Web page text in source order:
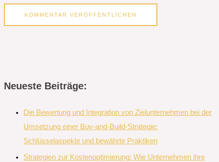
Neueste Beiträge:
Die Bewertung und Integration von Zielunternehmen bei der
Umsetzung einer Buy-and-Build-Strategie:
Schlüsselaspekte und bewährte Praktiken
Strategien zur Kostenoptimierung: Wie Unternehmen ihre